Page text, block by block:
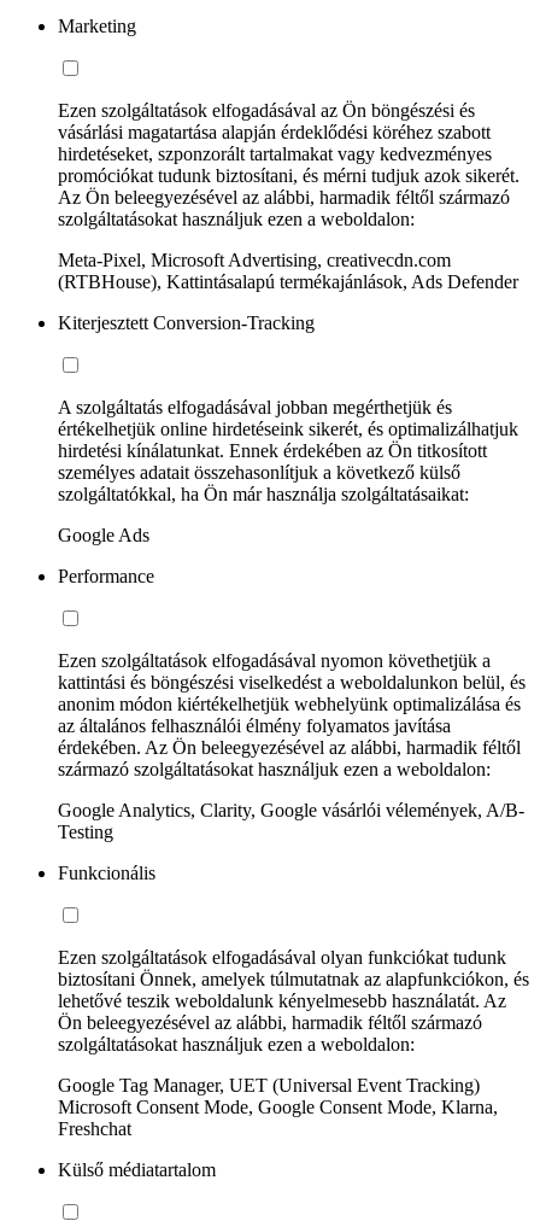
Marketing
Ezen szolgáltatások elfogadásával az Ön böngészési és
vásárlási magatartása alapján érdeklődési köréhez szabott
hirdetéseket, szponzorált tartalmakat vagy kedvezményes
promóciókat tudunk biztosítani, és mérni tudjuk azok sikerét.
Az Ön beleegyezésével az alábbi, harmadik féltől származó
szolgáltatásokat használjuk ezen a weboldalon:
Meta-Pixel, Microsoft Advertising, creativecdn.com
(RTBHouse), Kattintásalapú termékajánlások, Ads Defender
Kiterjesztett Conversion-Tracking
A szolgáltatás elfogadásával jobban megérthetjük és
értékelhetjük online hirdetéseink sikerét, és optimalizálhatjuk
hirdetési kínálatunkat. Ennek érdekében az Ön titkosított
személyes adatait összehasonlítjuk a következő külső
szolgáltatókkal, ha Ön már használja szolgáltatásaikat:
Google Ads
Performance
Ezen szolgáltatások elfogadásával nyomon követhetjük a
kattintási és böngészési viselkedést a weboldalunkon belül, és
anonim módon kiértékelhetjük webhelyünk optimalizálása és
az általános felhasználói élmény folyamatos javítása
érdekében. Az Ön beleegyezésével az alábbi, harmadik féltől
származó szolgáltatásokat használjuk ezen a weboldalon:
Google Analytics, Clarity, Google vásárlói vélemények, A/B-
Testing
Funkcionális
Ezen szolgáltatások elfogadásával olyan funkciókat tudunk
biztosítani Önnek, amelyek túlmutatnak az alapfunkciókon, és
lehetővé teszik weboldalunk kényelmesebb használatát. Az
Ön beleegyezésével az alábbi, harmadik féltől származó
szolgáltatásokat használjuk ezen a weboldalon:
Google Tag Manager, UET (Universal Event Tracking)
Microsoft Consent Mode, Google Consent Mode, Klarna,
Freshchat
Külső médiatartalom